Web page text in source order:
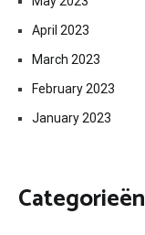
April 2023
March 2023
February 2023
January 2023
Categorieën